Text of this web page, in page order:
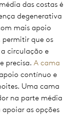
das costas é
degenerativa
mais apoio
permitir que os
circulação e
precisa. A cama
contínuo e
Uma cama
na parte média
as opções